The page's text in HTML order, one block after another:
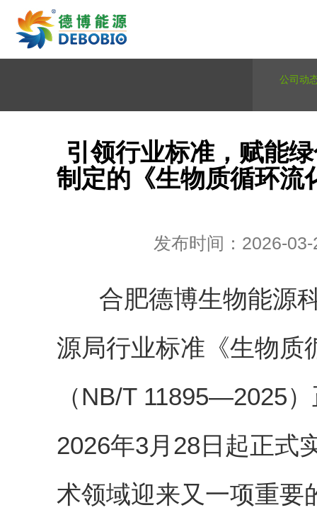
公司动
引领行业标准，赋能
制定的《生物质循环流
发布时间：2026-03-
合肥德博生物能源科
源局行业标准《生物质
（NB/T 11895—2025
2026年3月28日起正式
术领域迎来又一项重要